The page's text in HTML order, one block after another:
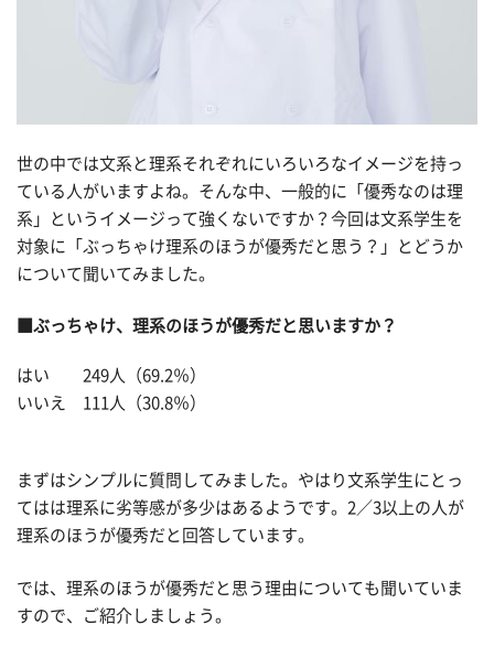
世の中では文系と理系それぞれにいろいろなイメージを持っ
ている人がいますよね。そんな中、一般的に「優秀なのは理
系」というイメージって強くないですか？今回は文系学生を
対象に「ぶっちゃけ理系のほうが優秀だと思う？」とどうか
について聞いてみました。
■ぶっちゃけ、理系のほうが優秀だと思いますか？
はい 249人（69.2％）
いいえ 111人（30.8％）
まずはシンプルに質問してみました。やはり文系学生にとっ
てはは理系に劣等感が多少はあるようです。2／3以上の人が
理系のほうが優秀だと回答しています。
では、理系のほうが優秀だと思う理由についても聞いていま
すので、ご紹介しましょう。